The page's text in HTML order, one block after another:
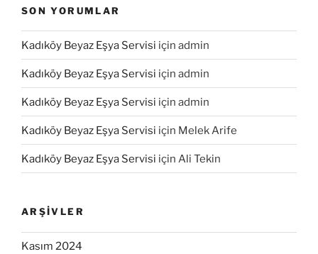
SON YORUMLAR
Kadıköy Beyaz Eşya Servisi için admin
Kadıköy Beyaz Eşya Servisi için admin
Kadıköy Beyaz Eşya Servisi için admin
Kadıköy Beyaz Eşya Servisi için Melek Arife
Kadıköy Beyaz Eşya Servisi için Ali Tekin
ARŞIVLER
Kasım 2024